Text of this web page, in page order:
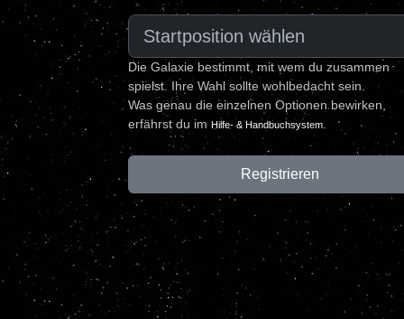
Die Galaxie bestimmt, mit wem du zusammen
spielst. Ihre Wahl sollte wohlbedacht sein.
Was genau die einzelnen Optionen bewirken,
erfährst du im Hilfe- & Handbuchsystem
Registrieren